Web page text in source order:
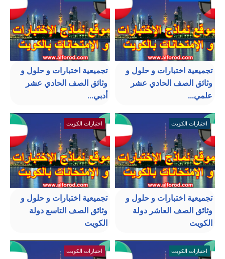
تجميعية اختبارات و حلول و
وثائق الصف الحادي عشر
علمي...
تجميعية اختبارات و حلول و
وثائق الصف الحادي عشر
أدبي...
اختبارات الكويت
تجميعية اختبارات و حلول و
وثائق الصف العاشر دولة
الكويت
اختبارات الكويت
تجميعية اختبارات و حلول و
وثائق الصف التاسع دولة
الكويت
اختبارات الكويت اختبارات الكويت